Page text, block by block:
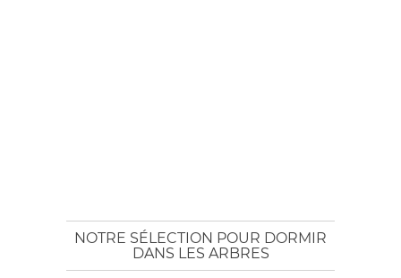
NOTRE SÉLECTION POUR DORMIR
DANS LES ARBRES